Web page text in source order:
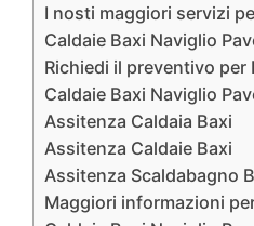
I nosti maggiori servizi
Caldaie Baxi Naviglio
Richiedi il preventivo
Caldaie Baxi Naviglio
Assitenza Caldaia Baxi
Assitenza Caldaie Baxi
Assitenza Scaldabagno
Maggiori informazioni